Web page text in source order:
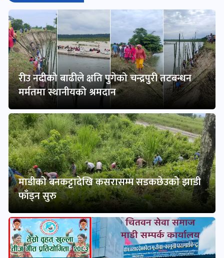
रीउ नदीको बाढीले क्षति पुगेको चन्द्रपुरी तटबन्धन
मर्मतमा स्थानीयको श्रमदान
माडीको बनकट्टादेखि कसरासम्म सडकछेउको झाडी
फाँड्न सुरु